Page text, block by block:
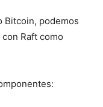
Bitcoin, podemos
Raft como